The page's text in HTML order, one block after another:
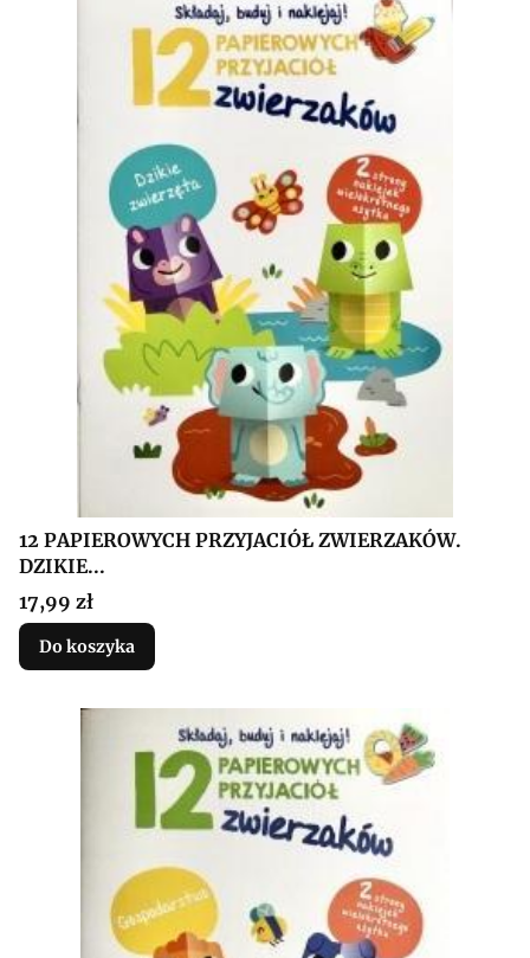
12 PAPIEROWYCH PRZYJACIÓŁ ZWIERZAKÓW.
DZIKIE...
Cena
17,99 zł
Do koszyka